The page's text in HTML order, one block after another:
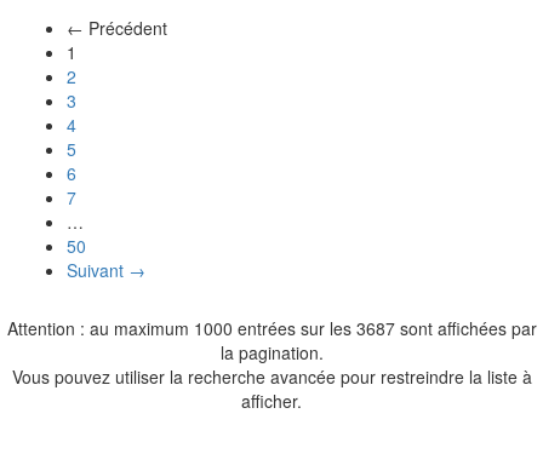
← Précédent
1
2
3
4
5
6
7
…
50
Suivant →
Attention : au maximum 1000 entrées sur les 3687 sont affichées par
la pagination.
Vous pouvez utiliser la recherche avancée pour restreindre la liste à
afficher.